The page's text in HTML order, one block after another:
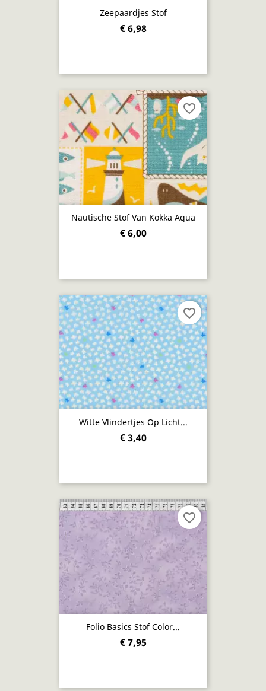
Zeepaardjes Stof
€ 6,98
Nautische Stof Van Kokka Aqua
€ 6,00
favorite_border
Witte Vlindertjes Op Licht...
€ 3,40
favorite_border
Folio Basics Stof Color...
€ 7,95
favorite_border